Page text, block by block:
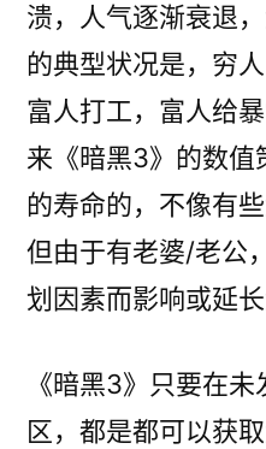
溃，人气逐渐衰退
的典型状况是，穷
富人打工，富人给
来《暗黑3》的数值
的寿命的，不像有
但由于有老婆/老公
划因素而影响或延长
《暗黑3》只要在
区，都是都可以获